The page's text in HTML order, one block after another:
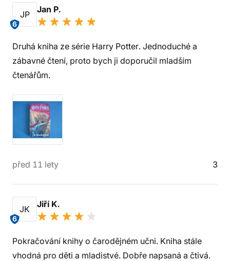
JP
6
Jan P.
Druhá kniha ze série Harry Potter. Jednoduché a
zábavné čtení, proto bych ji doporučil mladším
čtenářům.
před 11 lety 3
JK
6
Jiří K.
Pokračování knihy o čarodějném učni. Kniha stále
vhodná pro děti a mladistvé. Dobře napsaná a čtivá.